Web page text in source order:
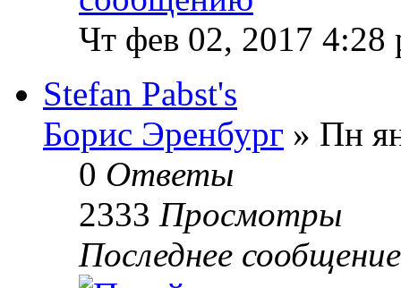
Чт фев 02, 2017 4:28
Stefan Pabst's
Борис Эренбург » Пн
0 Ответы
2333 Просмотры
Последнее